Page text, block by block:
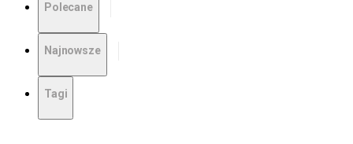
Polecane
Najnowsze
Tagi